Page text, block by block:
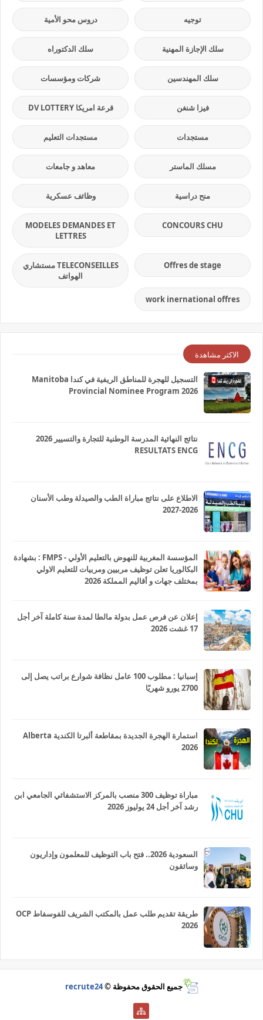
توجيه دروس محو الأمية
سلك الإجازة المهنية سلك الدكتوراه
سلك المهندسين شركات ومؤسسات
فيزا شنغن قرعة امريكا DV LOTTERY
مستجدات مستجدات التعليم
مسلك الماستر معاهد و جامعات
منح دراسية وظائف عسكرية
CONCOURS CHU
MODELES DEMANDES ET
LETTRES
Offres de stage
TELECONSEILLES مستشاري
الهواتف
work inernational offres
الاكثر مشاهدة
التسجيل للهجرة للمناطق الريفية في كندا Manitoba
Provincial Nominee Program 2026
نتائج النهائية المدرسة الوطنية للتجارة والتسيير 2026
RESULTATS ENCG
الاطلاع على نتائج مباراة الطب والصيدلة وطب الأسنان
2026-2027
المؤسسة المغربية للنهوض بالتعليم الأولي - FMPS : بشهادة
البكالوريا تعلن توظيف مربيين ومربيات للتعليم الاولي
بمختلف جهات و أقاليم المملكة 2026
إعلان عن فرص عمل بدولة مالطا لمدة سنة كاملة آخر أجل
17 غشت 2026
إسبانيا : مطلوب 100 عامل نظافة شوارع براتب يصل إلى
2700 يورو شهريًا
استمارة الهجرة الجديدة بمقاطعة ألبرتا الكندية Alberta
2026
مباراة توظيف 300 منصب بالمركز الاستشفائي الجامعي ابن
رشد آخر أجل 24 يوليوز 2026
السعودية 2026.. فتح باب التوظيف للمعلمون وإداريون
وسائقون
طريقة تقديم طلب عمل بالمكتب الشريف للفوسفاط OCP
2026
جميع الحقوق محفوظة ©recrute24